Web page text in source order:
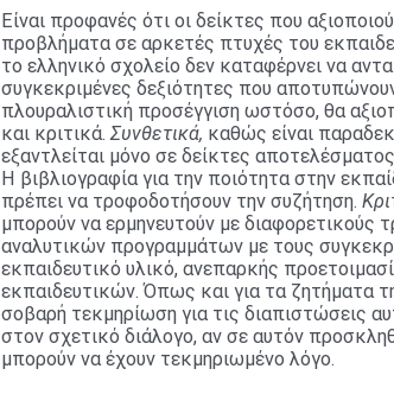
Είναι προφανές ότι οι δείκτες που
προβλήματα σε αρκετές πτυχές του
το ελληνικό σχολείο δεν καταφέρνει να
συγκεκριμένες δεξιότητες που
πλουραλιστική προσέγγιση ωστόσο, θα
και κριτικά.Συνθετικά, καθώς είναι
εξαντλείται μόνο σε δείκτες
Η βιβλιογραφία για την ποιότητα στην
πρέπει να τροφοδοτήσουν την συζήτηση.
μπορούν να ερμηνευτούν με διαφορετικούς
αναλυτικών προγραμμάτων με τους
εκπαιδευτικό υλικό, ανεπαρκής
εκπαιδευτικών. Όπως και για τα ζητήματα
σοβαρή τεκμηρίωση για τις διαπιστώσεις
στον σχετικό διάλογο, αν σε αυτόν
μπορούν να έχουν τεκμηριωμένο λόγο.